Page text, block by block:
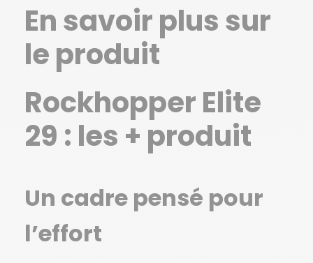
En savoir plus sur
le produit
Rockhopper Elite
29 : les + produit
Un cadre pensé pour
l’effort